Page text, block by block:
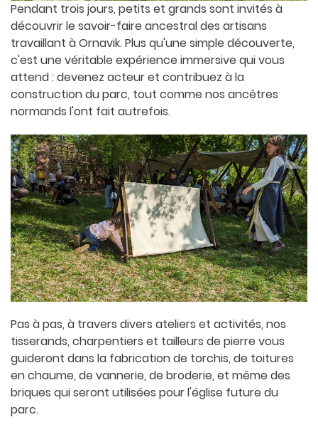
Pendant trois jours, petits et grands sont invités à
découvrir le savoir-faire ancestral des artisans
travaillant à Ornavik. Plus qu'une simple découverte,
c'est une véritable expérience immersive qui vous
attend : devenez acteur et contribuez à la
construction du parc, tout comme nos ancêtres
normands l'ont fait autrefois.
Pas à pas, à travers divers ateliers et activités, nos
tisserands, charpentiers et tailleurs de pierre vous
guideront dans la fabrication de torchis, de toitures
en chaume, de vannerie, de broderie, et même des
briques qui seront utilisées pour l'église future du
parc.